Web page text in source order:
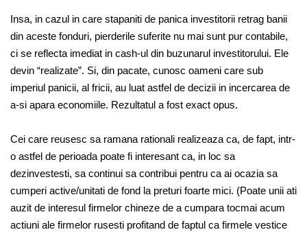
Insa, in cazul in care stapaniti de panica investitorii retrag banii
din aceste fonduri, pierderile suferite nu mai sunt pur contabile,
ci se reflecta imediat in cash-ul din buzunarul investitorului. Ele
devin “realizate”. Si, din pacate, cunosc oameni care sub
imperiul panicii, al fricii, au luat astfel de decizii in incercarea de
a-si apara economiile. Rezultatul a fost exact opus.
Cei care reusesc sa ramana rationali realizeaza ca, de fapt, intr-
o astfel de perioada poate fi interesant ca, in loc sa
dezinvestesti, sa continui sa contribui pentru ca ai ocazia sa
cumperi active/unitati de fond la preturi foarte mici. (Poate unii ati
auzit de interesul firmelor chineze de a cumpara tocmai acum
actiuni ale firmelor rusesti profitand de faptul ca firmele vestice